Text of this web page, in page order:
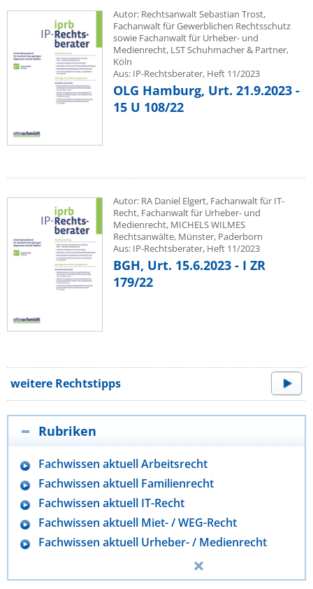
Autor: Rechtsanwalt Sebastian Trost,
Fachanwalt für Gewerblichen Rechtsschutz
sowie Fachanwalt für Urheber- und
Medienrecht, LST Schuhmacher & Partner,
Köln
Aus: IP-Rechtsberater, Heft 11/2023
OLG Hamburg, Urt. 21.9.2023 -
15 U 108/22
Autor: RA Daniel Elgert, Fachanwalt für IT-
Recht, Fachanwalt für Urheber- und
Medienrecht, MICHELS WILMES
Rechtsanwälte, Münster, Paderborn
Aus: IP-Rechtsberater, Heft 11/2023
BGH, Urt. 15.6.2023 - I ZR
179/22
weitere Rechtstipps
Rubriken
Fachwissen aktuell Arbeitsrecht
Fachwissen aktuell Familienrecht
Fachwissen aktuell IT-Recht
Fachwissen aktuell Miet- / WEG-Recht
Fachwissen aktuell Urheber- / Medienrecht